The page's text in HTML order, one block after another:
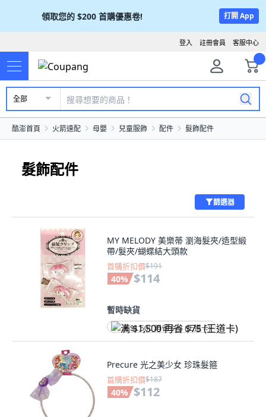
領取您的 $200 首購優惠卷! 打開 App
客服中心
註冊會員
登入
全部
酷澎首頁 火箭速配 母嬰 兒童服飾 配件 髮飾配件
髮飾配件
篩選器
MY MELODY 美樂蒂 瀏海髮夾/造型緞
帶/髮夾/蝴蝶結大頭款
首購折扣價$191
40% $114
暫時缺貨
满 $1,500 再省 $75 (王道卡)
Precure 光之美少女 珍珠髮箍
首購折扣價$187
40% $112